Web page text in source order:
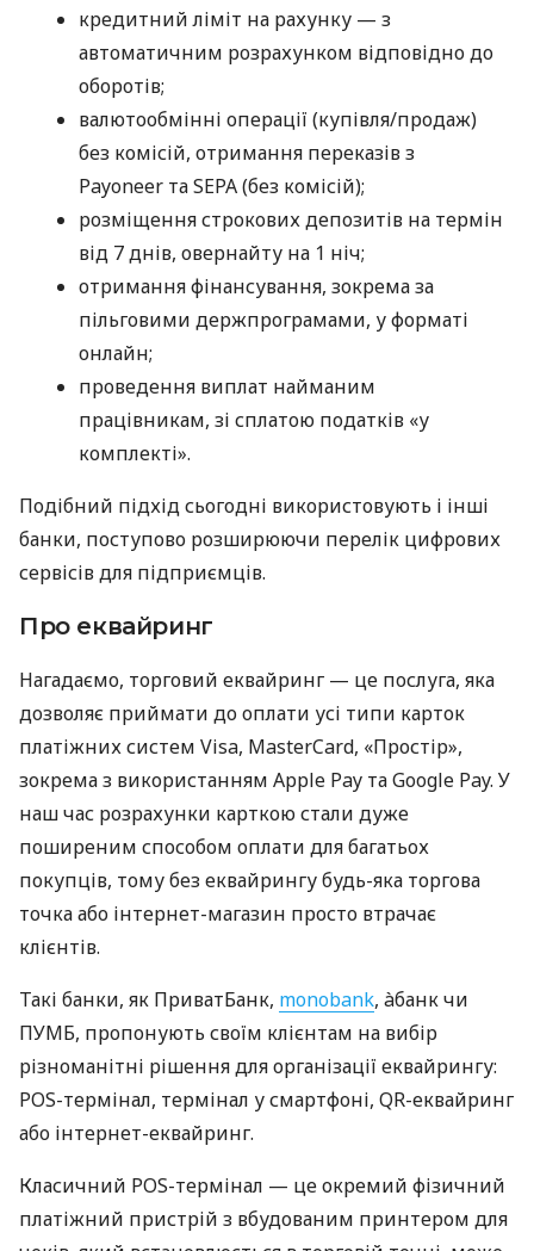
кредитний ліміт на рахунку — з
автоматичним розрахунком відповідно до
оборотів;
валютообмінні операції (купівля/продаж)
без комісій, отримання переказів з
Payoneer та SEPA (без комісій);
розміщення строкових депозитів на термін
від 7 днів, овернайту на 1 ніч;
отримання фінансування, зокрема за
пільговими держпрограмами, у форматі
онлайн;
проведення виплат найманим
працівникам, зі сплатою податків «у
комплекті».
Подібний підхід сьогодні використовують і інші
банки, поступово розширюючи перелік цифрових
сервісів для підприємців.
Про еквайринг
Нагадаємо, торговий еквайринг — це послуга, яка
дозволяє приймати до оплати усі типи карток
платіжних систем Visa, MasterCard, «Простір»,
зокрема з використанням Apple Pay та Google Pay. У
наш час розрахунки карткою стали дуже
поширеним способом оплати для багатьох
покупців, тому без еквайрингу будь-яка торгова
точка або інтернет-магазин просто втрачає
клієнтів.
Такі банки, як ПриватБанк, monobank, àбанк чи
ПУМБ, пропонують своїм клієнтам на вибір
різноманітні рішення для організації еквайрингу:
POS-термінал, термінал у смартфоні, QR-еквайринг
або інтернет-еквайринг.
Класичний POS-термінал — це окремий фізичний
платіжний пристрій з вбудованим принтером для